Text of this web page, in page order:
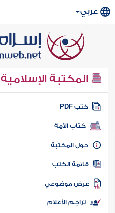
عربي
المكتبة الإسلامية
كتب PDF
كتاب الأمة
المكتبة
الكتب
موضوعي